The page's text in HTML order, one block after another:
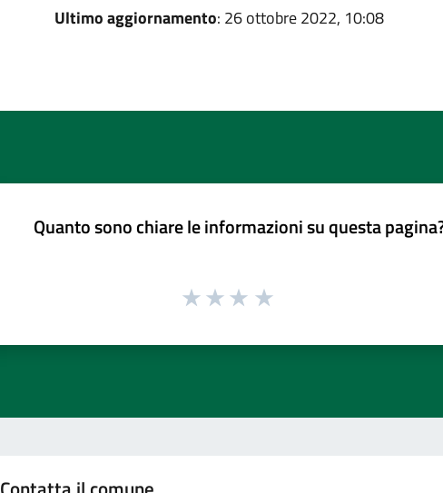
Ultimo aggiornamento: 26 ottobre 2022, 10:08
Quanto sono chiare le informazioni su questa